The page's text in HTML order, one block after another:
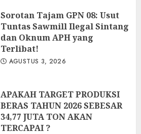
‎Sorotan Tajam GPN 08: Usut
Tuntas Sawmill Ilegal Sintang
dan Oknum APH yang
Terlibat!
AGUSTUS 3, 2026
APAKAH TARGET PRODUKSI
BERAS TAHUN 2026 SEBESAR
34,77 JUTA TON AKAN
TERCAPAI ?